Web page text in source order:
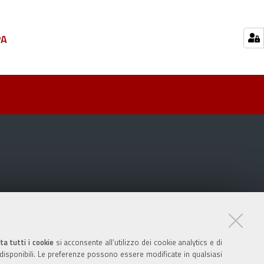
tutti i cookiesi acconsente all’utilizzo dei cookie analytics e di
Le preferenze possono essere modificate in qualsiasi